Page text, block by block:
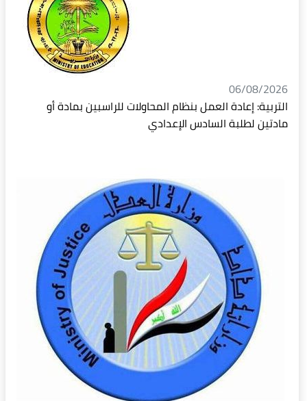
06/08/2026
التربية: إعادة العمل بنظام المحاولات للراسبين بمادة أو
مادتين لطلبة السادس الإعدادي